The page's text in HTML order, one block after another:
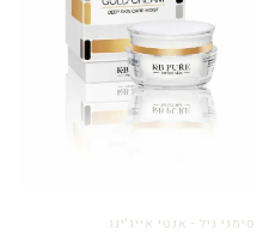
סימני גיל - אנטי אייג'ינג